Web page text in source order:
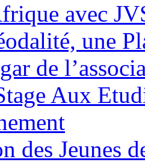
avec
une
de
Aux
des Jeunes